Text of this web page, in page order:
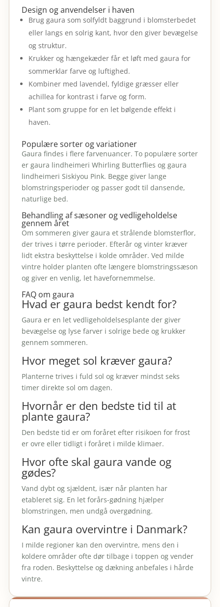
Design og anvendelser i haven
Brug gaura som solfyldt baggrund i blomsterbedet
eller langs en solrig kant, hvor den giver bevægelse
og struktur.
Krukker og hængekæder får et løft med gaura for
sommerklar farve og luftighed.
Kombiner med lavendel, fyldige græsser eller
achillea for kontrast i farve og form.
Plant som gruppe for en let bølgende effekt i
haven.
Populære sorter og variationer
Gaura findes i flere farvenuancer. To populære sorter
er gaura lindheimeri Whirling Butterflies og gaura
lindheimeri Siskiyou Pink. Begge giver lange
blomstringsperioder og passer godt til dansende,
naturlige bed.
Behandling af sæsoner og vedligeholdelse
gennem året
Om sommeren giver gaura et strålende blomsterflor,
der trives i tørre perioder. Efterår og vinter kræver
lidt ekstra beskyttelse i kolde områder. Ved milde
vintre holder planten ofte længere blomstringssæson
og giver en venlig, let havefornemmelse.
FAQ om gaura
Hvad er gaura bedst kendt for?
Gaura er en let vedligeholdelsesplante der giver
bevægelse og lyse farver i solrige bede og krukker
gennem sommeren.
Hvor meget sol kræver gaura?
Planterne trives i fuld sol og kræver mindst seks
timer direkte sol om dagen.
Hvornår er den bedste tid til at
plante gaura?
Den bedste tid er om foråret efter risikoen for frost
er ovre eller tidligt i foråret i milde klimaer.
Hvor ofte skal gaura vande og
gødes?
Vand dybt og sjældent, især når planten har
etableret sig. En let forårs-gødning hjælper
blomstringen, men undgå overgødning.
Kan gaura overvintre i Danmark?
I milde regioner kan den overvintre, mens den i
koldere områder ofte dør tilbage i toppen og vender
fra roden. Beskyttelse og dækning anbefales i hårde
vintre.